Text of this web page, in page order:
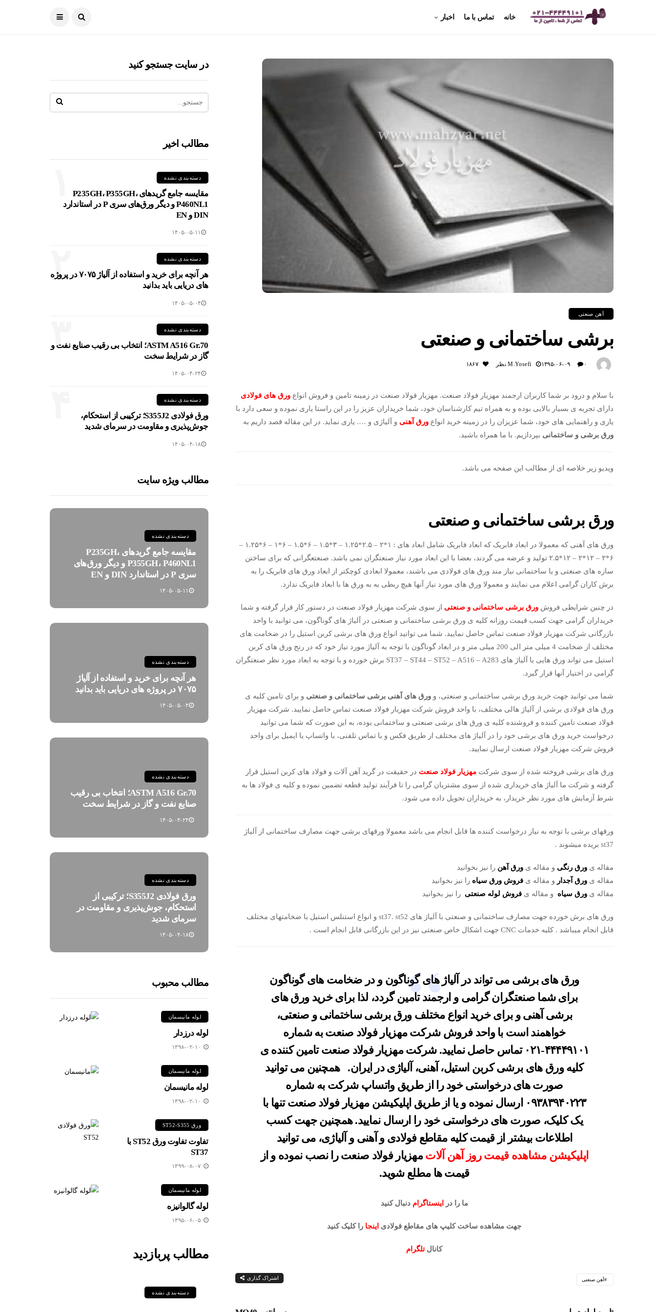
خانه تماس با ما اخبار
آهن صنعتی
برشی ساختمانی و صنعتی
M.yosefi ۱۳۹۵-۰۶-۰۹ ۰ نظر
با سلام و درود بر شما کاربران ارجمند مهزیار فولاد صنعت. مهزیار فولاد صنعت در زمینه تامین و فروش انواع ورق های فولادی
دارای تجربه ی بسیار بالایی بوده و به همراه تیم کارشناسان خود، شما خریداران عزیز را در این راستا یاری نموده و سعی دارد با
یاری و راهنمایی های خود، شما عزیزان را در زمینه خرید انواع ورق آهنی و آلیاژی و …. یاری نماید. در این مقاله قصد داریم به
ورق برشی و ساختمانی بپردازیم. با ما همراه باشید.
ویدیو زیر خلاصه ای از مطالب این صفحه می باشد.
ورق برشی ساختمانی و صنعتی
ورق های آهنی که معمولا در ابعاد فابریک که ابعاد فابریک شامل ابعاد های : ۱*۲ – ۲.۵*۱.۲۵ – ۳*۱.۵ – ۶*۱.۵ – ۶*۱ – ۶*۱.۲۵ –
۶*۲ – ۱۲*۲ – ۱۲*۲.۵ تولید و عرضه می گردند، بعضا با این ابعاد مورد نیاز صنعتگران نمی باشد. صنعتعگرانی که برای ساختن
سازه های صنعتی و یا ساختمانی نیاز مند ورق های فولادی می باشند، معمولا ابعادی کوچکتر از ابعاد ورق های فابریک را به
برش کاران گرامی اعلام می نمایند و معمولا ورق های مورد نیاز آنها هیچ ربطی به به ورق ها با ابعاد فابریک ندارد.
در چنین شرایطی فروش ورق برشی ساختمانی و صنعتی از سوی شرکت مهزیار فولاد صنعت در دستور کار قرار گرفته و شما
خریداران گرامی جهت کسب قیمت روزانه کلیه ی ورق برشی ساختمانی و صنعتی در آلیاژ های گوناگون، می توانید با واحد
بازرگانی شرکت مهزیار فولاد صنعت تماس حاصل نمایید. شما می توانید انواع ورق های برشی کربن استیل را در ضخامت های
مختلف از ضخامت 4 میلی متر الی 200 میلی متر و در ابعاد گوناگون با توجه به آلیاژ مورد نیاز خود که در رنج ورق های کربن
استیل می تواند ورق هایی با آلیاژ های ST37 – ST44 – ST52 – A516 – A283 برش خورده و با توجه به ابعاد مورد نظر صنعتگران
گرامی در اختیار آنها قرار گیرد.
شما می توانید جهت خرید ورق برشی ساختمانی و صنعتی، و ورق های آهنی برشی ساختمانی و صنعتی و برای تامین کلیه ی
ورق های فولادی برشی از آلیاژ هالی مختلف، با واحد فروش شرکت مهزیار فولاد صنعت تماس حاصل نمایید. شرکت مهزیار
فولاد صنعت تامین کننده و فروشنده کلیه ی ورق های برشی صنعتی و ساختمانی بوده، به این صورت که شما می توانید
درخواست خرید ورق های برشی خود را در آلیاژ های مختلف از طریق فکس و یا تماس تلفنی، یا واتساپ یا ایمیل برای واحد
فروش شرکت مهزیار فولاد صنعت ارسال نمایید.
ورق های برشی فروخته شده از سوی شرکت مهزیار فولاد صنعت در حقیقت در گرید آهن آلات و فولاد های کربن استیل قرار
گرفته و شرکت ما آلیاژ های خریداری شده از سوی مشتریان گرامی را تا فرآیند تولید قطعه تضمین نموده و کلیه ی فولاد ها به
شرط آزمایش های مورد نظر خریدار، به خریداران تحویل داده می شود.
ورقهای برشی با توجه به نیاز درخواست کننده ها قابل انجام می باشد معمولا ورقهای برشی جهت مصارف ساختمانی از آلیاژ
st37 بریده میشوند .
مقاله ی ورق رنگی و مقاله ی ورق آهن را نیز بخوانید
مقاله ی ورق آجدار و مقاله ی فروش ورق سیاه را نیز بخوانید
مقاله ی ورق سیاه و مقاله ی فروش لوله صنعتی را نیز بخوانید
ورق های برش خورده جهت مصارف ساختمانی و صنعتی با آلیاژ های st37. st52 و انواع استنلس استیل با ضخامتهای مختلف
قابل انجام میباشد . کلیه خدمات CNC جهت اشکال خاص صنعتی نیز در این بازرگانی قابل انجام است .
ورق های برشی می تواند در آلیاژ های گوناگون و در ضخامت های گوناگون
برای شما صنعتگران گرامی و ارجمند تامین گردد، لذا برای خرید ورق های
برشی آهنی و برای خرید انواع مختلف ورق برشی ساختمانی و صنعتی،
خواهمند است با واحد فروش شرکت مهزیار فولاد صنعت به شماره
۴۴۴۴۹۱۰۱-۰۲۱
تماس حاصل نمایید. شرکت مهزیار فولاد صنعت تامین کننده ی
کلیه ورق های برشی کربن استیل، آهنی، آلیاژی در ایران. همچنین می توانید
صورت های درخواستی خود را از طریق واتساپ شرکت به شماره
۰۹۳۸۳۹۴۰۲۲۳ ارسال نموده و یا از طریق اپلیکیشن مهزیار فولاد صنعت تنها با
یک کلیک، صورت های درخواستی خود را ارسال نمایید. همچنین جهت کسب
اطلاعات بیشتر از قیمت کلیه مقاطع فولادی و آهنی و آلیاژی، می توانید
اپلیکیشن مشاهده قیمت روز آهن آلات مهزیار فولاد صنعت را نصب نموده و از
قیمت ها مطلع شوید.
ما را در اینستاگرام دنبال کنید
جهت مشاهده ساخت کلیپ های مقاطع فولادی اینجا را کلیک کنید
کانالتلگرام
آهن صنعتی اشتراک گذاری
در سایت جستجو کنید
مطالب اخیر
دسته‌بندی نشده
مقایسه جامع گریدهای P235GH، P355GH،
P460NL1 و دیگر ورق‌های سری P در استاندارد
DIN و EN
۱۴۰۵-۰۵-۱۱
۲ دسته‌بندی نشده
هر آنچه برای خرید و استفاده از آلیاژ ۷۰۷۵ در پروژه
های دریایی باید بدانید
۱۴۰۵-۰۵-۰۴
۳ دسته‌بندی نشده
ASTM A516 Gr.70؛ انتخاب بی رقیب صنایع نفت و
گاز در شرایط سخت
۱۴۰۵-۰۴-۲۴
دسته‌بندی نشده
ورق فولادی S355J2؛ ترکیبی از استحکام،
جوش‌پذیری و مقاومت در سرمای شدید
۱۴۰۵-۰۴-۱۸
مطالب ویژه سایت
دسته‌بندی نشده
مقایسه جامع گریدهای P235GH،
P355GH، P460NL1 و دیگر ورق‌های
سری P در استاندارد DIN و EN
۱۴۰۵-۰۵-۱۱
دسته‌بندی نشده
هر آنچه برای خرید و استفاده از آلیاژ
۷۰۷۵ در پروژه های دریایی باید بدانید
۱۴۰۵-۰۵-۰۴
دسته‌بندی نشده
ASTM A516 Gr.70؛ انتخاب بی رقیب
صنایع نفت و گاز در شرایط سخت
۱۴۰۵-۰۴-۲۴
دسته‌بندی نشده
ورق فولادی S355J2؛ ترکیبی از
استحکام، جوش‌پذیری و مقاومت در
سرمای شدید
۱۴۰۵-۰۴-۱۸
مطالب محبوب
لوله مانیسمان
لوله درزدار
۱۳۹۸-۰۲-۱۰
لوله مانیسمان
لوله مانیسمان
۱۳۹۸-۰۲-۱۰
ورق ST52-S355
تفاوت تفاوت ورق ST52 با
ST37
۱۳۹۹-۰۸-۰۷
لوله مانیسمان
لوله گالوانیزه
۱۳۹۵-۰۶-۰۵
مطالب پربازدید
دسته‌بندی نشده